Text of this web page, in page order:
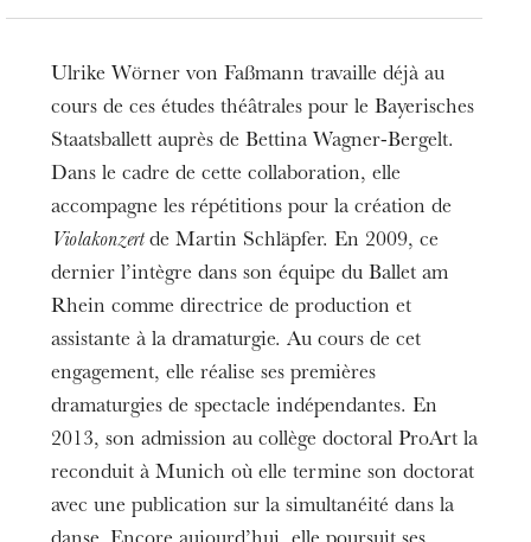
Ulrike Wörner von Faßmann travaille déjà au
cours de ces études théâtrales pour le Bayerisches
Staatsballett auprès de Bettina Wagner-Bergelt.
Dans le cadre de cette collaboration, elle
accompagne les répétitions pour la création de
Violakonzertde Martin Schläpfer. En 2009, ce
dernier l’intègre dans son équipe du Ballet am
Rhein comme directrice de production et
assistante à la dramaturgie. Au cours de cet
engagement, elle réalise ses premières
dramaturgies de spectacle indépendantes. En
2013, son admission au collège doctoral ProArt la
reconduit à Munich où elle termine son doctorat
avec une publication sur la simultanéité dans la